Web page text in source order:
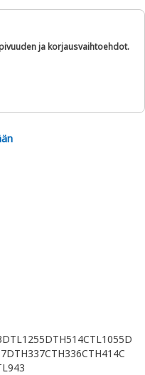
ja korjausvaihtoehdot.
TL1255DTH514CTL1055D
TH337CTH336CTH414C